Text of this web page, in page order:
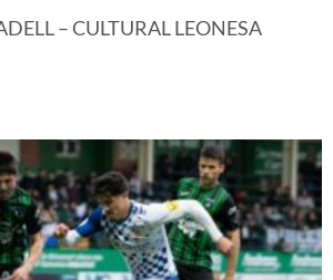
– CULTURAL LEONESA